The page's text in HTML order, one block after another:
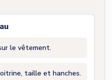
le vêtement.
taille et hanches.